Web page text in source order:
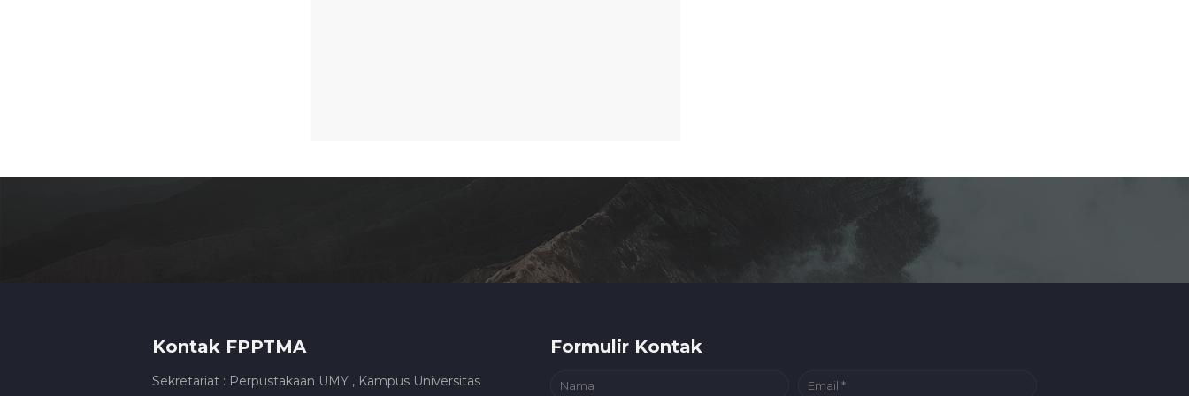
Kontak FPPTMA
Sekretariat : Perpustakaan UMY , Kampus Universitas
Formulir Kontak